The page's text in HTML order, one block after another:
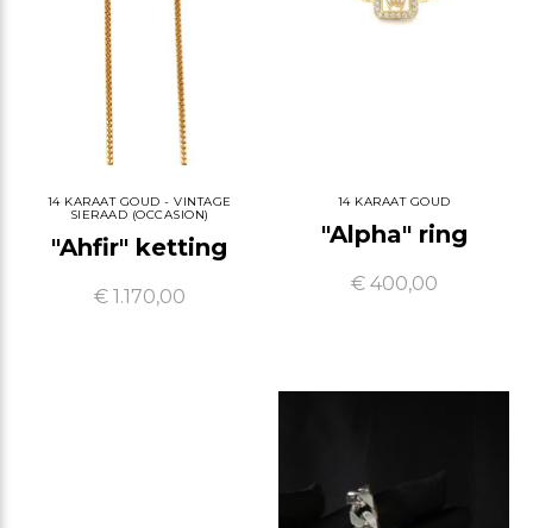
14 KARAAT GOUD - VINTAGE
SIERAAD (OCCASION)
"Ahfir" ketting
€ 1.170,00
14 KARAAT GOUD
"Alpha" ring
€ 400,00